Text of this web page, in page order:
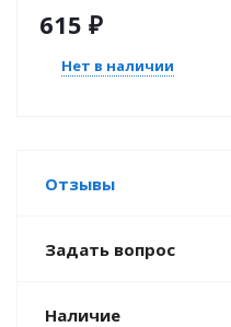
615 ₽
Нет в наличии
Отзывы
Задать вопрос
Наличие